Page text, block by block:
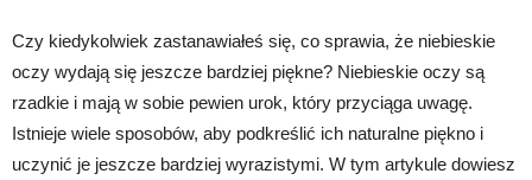
Czy kiedykolwiek zastanawiałeś się, co sprawia, że niebieskie
oczy wydają się jeszcze bardziej piękne? Niebieskie oczy są
rzadkie i mają w sobie pewien urok, który przyciąga uwagę.
Istnieje wiele sposobów, aby podkreślić ich naturalne piękno i
uczynić je jeszcze bardziej wyrazistymi. W tym artykule dowiesz